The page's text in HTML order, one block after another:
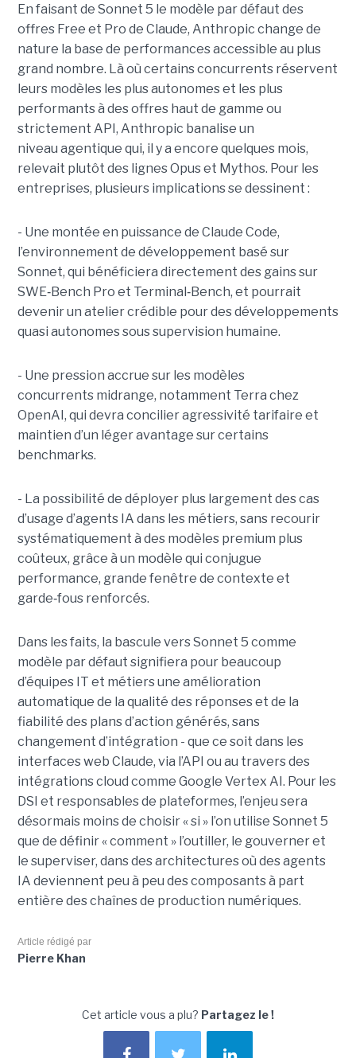
En faisant de Sonnet 5 le modèle par défaut des
offres Free et Pro de Claude, Anthropic change de
nature la base de performances accessible au plus
grand nombre. Là où certains concurrents réservent
leurs modèles les plus autonomes et les plus
performants à des offres haut de gamme ou
strictement API, Anthropic banalise un
niveau agentique qui, il y a encore quelques mois,
relevait plutôt des lignes Opus et Mythos. Pour les
entreprises, plusieurs implications se dessinent :
- Une montée en puissance de Claude Code,
l’environnement de développement basé sur
Sonnet, qui bénéficiera directement des gains sur
SWE‑Bench Pro et Terminal‑Bench, et pourrait
devenir un atelier crédible pour des développements
quasi autonomes sous supervision humaine.
- Une pression accrue sur les modèles
concurrents midrange, notamment Terra chez
OpenAI, qui devra concilier agressivité tarifaire et
maintien d’un léger avantage sur certains
benchmarks.
- La possibilité de déployer plus largement des cas
d’usage d’agents IA dans les métiers, sans recourir
systématiquement à des modèles premium plus
coûteux, grâce à un modèle qui conjugue
performance, grande fenêtre de contexte et
garde‑fous renforcés.
Dans les faits, la bascule vers Sonnet 5 comme
modèle par défaut signifiera pour beaucoup
d’équipes IT et métiers une amélioration
automatique de la qualité des réponses et de la
fiabilité des plans d’action générés, sans
changement d’intégration - que ce soit dans les
interfaces web Claude, via l’API ou au travers des
intégrations cloud comme Google Vertex AI. Pour les
DSI et responsables de plateformes, l’enjeu sera
désormais moins de choisir « si » l’on utilise Sonnet 5
que de définir « comment » l’outiller, le gouverner et
le superviser, dans des architectures où des agents
IA deviennent peu à peu des composants à part
entière des chaînes de production numériques.
Article rédigé par
Pierre Khan
Cet article vous a plu? Partagez le !